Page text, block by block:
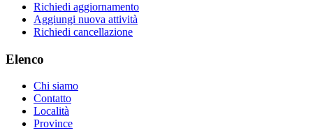
Richiedi aggiornamento
Aggiungi nuova attività
Richiedi cancellazione
Elenco
Chi siamo
Contatto
Località
Province